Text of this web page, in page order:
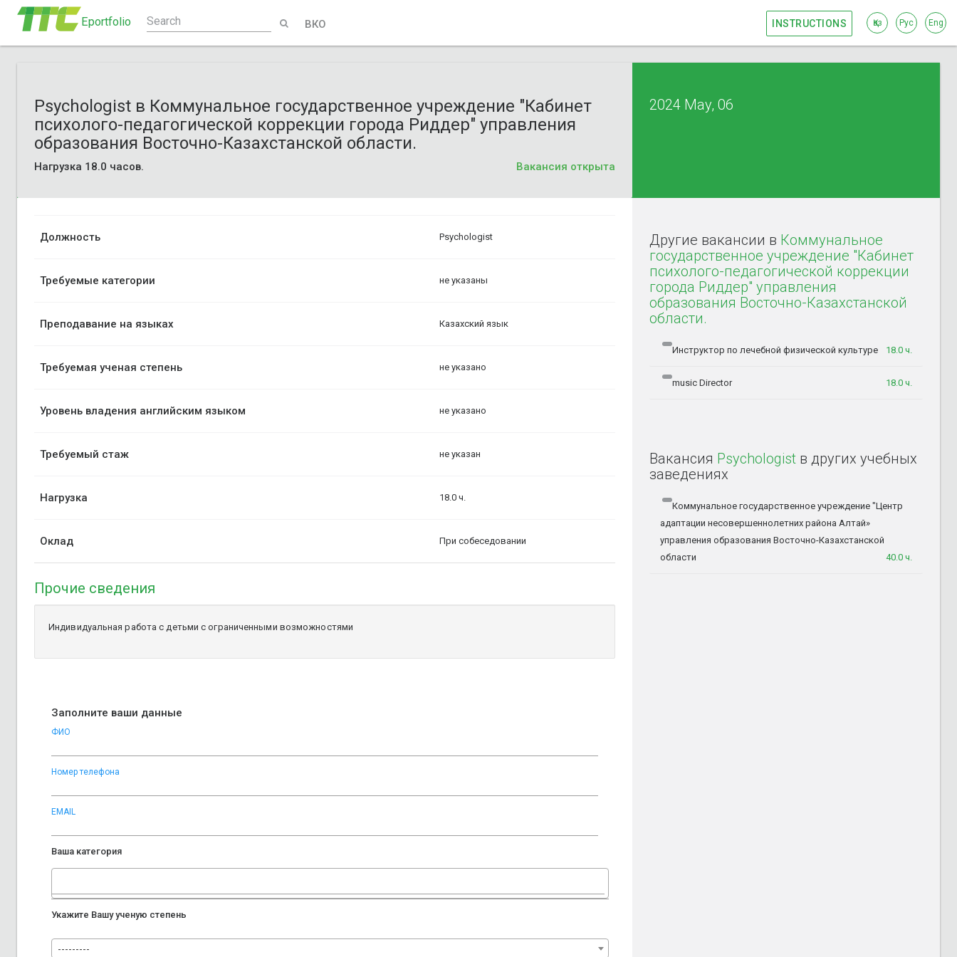
Eportfolio ВКО Қаз Рус Eng
INSTRUCTIONS
Psychologist в Коммунальное государственное учреждение "Кабинет
психолого-педагогической коррекции города Риддер" управления
образования Восточно-Казахстанской области.
Нагрузка 18.0 часов. Вакансия открыта
2024 May, 06
Должность Psychologist
Требуемые категории не указаны
Преподавание на языках Казахский язык
Требуемая ученая степень не указано
Уровень владения английским языком не указано
Требуемый стаж не указан
Нагрузка 18.0 ч.
Оклад При собеседовании
Прочие сведения
Индивидуальная работа с детьми с ограниченными возможностями
Заполните ваши данные
ФИО
Номер телефона
EMAIL
Ваша категория
Укажите Вашу ученую степень
---------
Другие вакансии в Коммунальное
государственное учреждение "Кабинет
психолого-педагогической коррекции
города Риддер" управления
образования Восточно-Казахстанской
области.
Инструктор по лечебной физической культуре 18.0 ч.
music Director 18.0 ч.
Вакансия Psychologist в других учебных
заведениях
Коммунальное государственное учреждение "Центр
адаптации несовершеннолетних района Алтай»
управления образования Восточно-Казахстанской
области
40.0 ч.